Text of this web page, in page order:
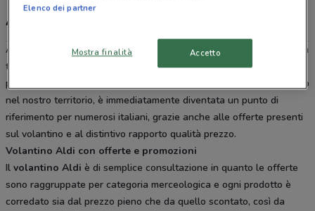
Aldi, offerte e negozi
Aldi è una catena di Discount
tedesca presente in oltre 20 Paesi in
tutto il mondo e arrivata in Italia nel 2018 con l’apertura dei suoi
primi negozi. Nonostante sia presente da relativamente poco tempo
nel nostro territorio, è immediatamente diventata un punto di
riferimento per numerosi italiani, grazie anche alle offerte presenti
sul volantino e al distintivo rapporto qualità prezzo.
Volantino Aldi con offerte e promozioni
Il volantino Aldi è di semplice consultazione in quanto le offerte
sono raggruppate per categoria merceologica e ogni prodotto è
corredato sia dal prezzo pieno che da quello scontato, così da
Elenco dei partner
Mostra finalità Accetto